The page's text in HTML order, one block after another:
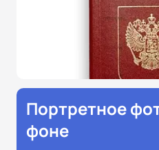
Портретное
фоне